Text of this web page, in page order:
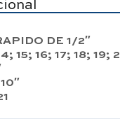
DE 1/2″
15; 16; 17; 18;